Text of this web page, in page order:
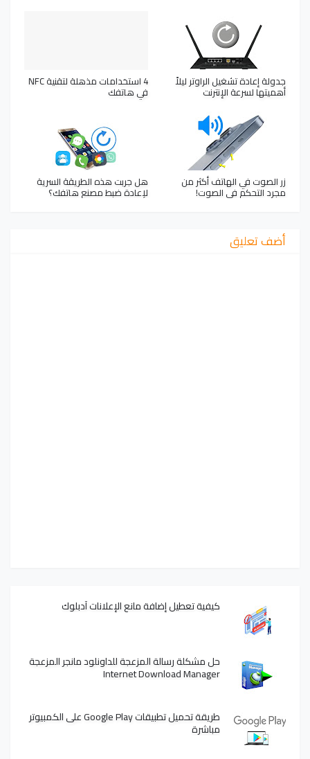
جدولة إعادة تشغيل الراوتر ليلاً
أهميتها لسرعة الإنترنت
4 استخدامات مذهلة لتقنية NFC
في هاتفك
زر الصوت في الهاتف أكثر من
مجرد التحكم في الصوت!
هل جربت هذه الطريقة السرية
لإعادة ضبط مصنع هاتفك؟
أضف تعليق
كيفية تعطيل إضافة مانع الإعلانات آدبلوك
حل مشكلة رسالة المزعجة للداونلود مانجر المزعجة
Internet Download Manager
طريقة تحميل تطبيقات Google Play على الكمبيوتر
مباشرة